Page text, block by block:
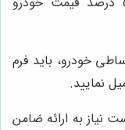
خودرو، باید فرم
نمایید.
نیاز به ارائه ضامن